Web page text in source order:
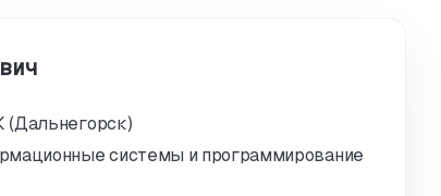
системы и программирование